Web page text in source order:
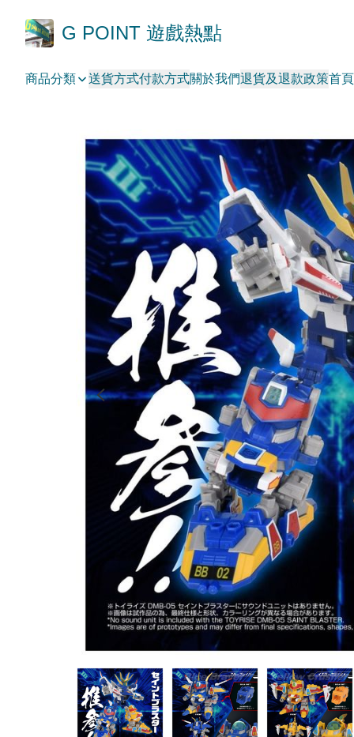
G POINT 遊戲熱點
商品分類 送貨方式付款方式關於我們退貨及退款政策首頁